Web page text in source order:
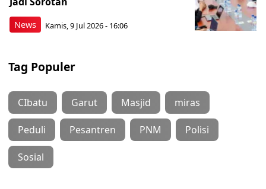
News Kamis, 9 Jul 2026 - 16:06
Tag Populer
CIbatu Garut Masjid miras
Peduli Pesantren PNM Polisi
Sosial